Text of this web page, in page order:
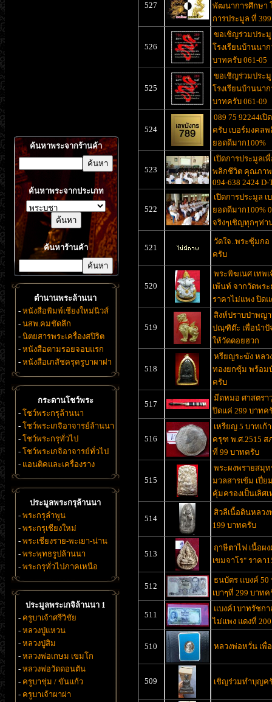
ค้นหาพระจากร้านค้า
ค้นหาพระจากประเภท
ค้นหาร้านค้า
ตำนานพระล้านนา
- หนังสือพิมพ์เชียงใหม่นิวส์
- นสพ.คมชัดลึก
- นิตยสารพระเครื่องสปิริต
- หนังสือตามรอยจอบแรก
- หนังสือเภสัชครุครูบาผาผ่า
กระดานโชว์พระ
- โชว์พระกรุล้านนา
- โชว์พระเกจิอาจารย์ล้านนา
- โชว์พระกรุทั่วไป
- โชว์พระเกจิอาจารย์ทั่วไป
- แอนติคและเครื่องราง
ประมูลพระกรุล้านนา
- พระกรุลำพูน
- พระกรุเชียงใหม่
- พระเชียงราย-พะเยา-น่าน
- พระพุทธรูปล้านนา
- พระกรุทั่วไปภาคเหนือ
ประมูลพระเกจิล้านนา 1
- ครูบาเจ้าศรีวิชัย
- หลวงปู่แหวน
- หลวงปู่สิม
- หลวงพ่อเกษม เขมโก
- หลวงพ่อวัดดอนตัน
- ครูบาชุ่ม / ขันแก้ว
- ครูบาเจ้าผาผ่า
527
พัฒนาการศึกษา
การประมูล ที่
526
ขอเชิญร่วมประ
โรงเรียนบ้านนา
บาทครับ 061-05
525
ขอเชิญร่วมประ
โรงเรียนบ้านนา
บาทครับ 061-09
524
089 75 92244เ
ครับ เบอร์มงคล
ยอดดีมาก100%
523
เปิดการประมูลเ
พลิกชีวิต คุณภาพ
094-638 2424 D-
522
เปิดการประมูล
ยอดดีมาก100%
จริงๆเชิญทุกๆท่า
521
วัดใจ..พระซุ้มกอ
ครับ
520
พระพิฆเนศ เทพเ
เพ้นท์ จากวัดพร
ราคาไม่แพง ปิด
519
สิงห์ปราบป่าพญา
ปณฺฑิต๊ะ เพื่อนำปั
ให้วัดดอยฮวก
518
หรียญระฆัง หลว
ทองยกซุ้ม พร้อม
ครับ
517
มีดหมอ ศาสตรา
ปิดแค่ 299 บาทค
516
เหรียญ 5 บาทเก้
ครุฑ พ.ศ.2515 ส
ที่ 99 บาทครับ
515
พระผงพรายสมุ
มวลสารเข้ม เปี่ย
คุ้มครองเป็นเลิศเ
514
สิวลีเนื้อดินหลวง
199 บาทครับ
513
ฤาษีตาไฟ เนื้อผ
เขมจาโร" ราคา
512
ธนบัตร แบงค์ 50
เบาๆที่ 299 บาทค
511
แบงค์1บาทรัชก
ไม่แพง แดงที่
510 หลวงพ่อหวั่น เพื่
509 เชิญร่วมทำบุญค